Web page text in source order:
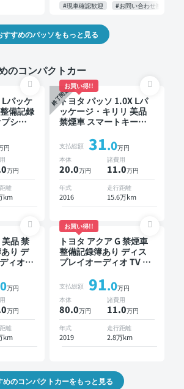
#現車確認歓迎 #お問い合わせ歓迎
すすめのパッソをもっと見る
のコンパクトカー
Lパッケ
備記録
ショ
ー ド
衝突
円
万円
離
km
終了間近
お買い得!!
トヨタ パッソ 1.0X Lパ
ッケージ・キリリ 美品
禁煙車 スマートキー
支払総額 31.0万円
本体
20.0万円
諸費用
11.0万円
年式
2016
走行距離
15.6万km
美品 禁
り デ
ィオ
ルー
バ
位カ
ーダ
万円
万円
離
km
お買い得!!
トヨタ アクア G 禁煙車
整備記録簿あり ディス
プレイオーディオ TV ス
モニター 衝突軽減
支払総額 91.0万円
本体
80.0万円
諸費用
11.0万円
年式
2019
走行距離
2.8万km
めのコンパクトカーをもっと見る